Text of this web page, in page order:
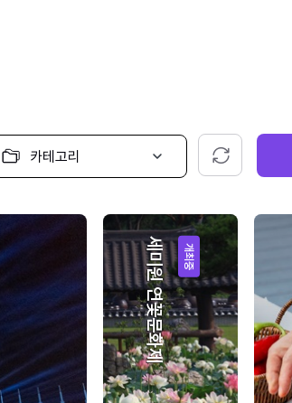
초기화
개최중
세미원 연꽃문화제